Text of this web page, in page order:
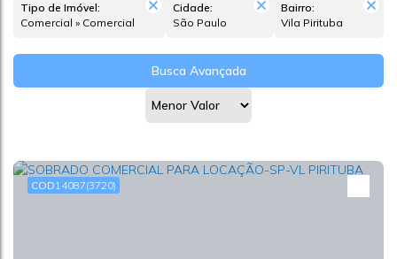
Tipo de Imóvel:
Comercial » Comercial
Cidade:
São Paulo
Bairro:
Vila Pirituba
Busca Avançada
14087(3720)